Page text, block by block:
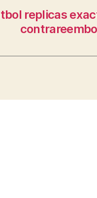
replicas